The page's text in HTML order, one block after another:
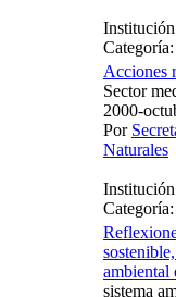
Categoría:
Acciones
Sector
2000-
Por
Naturales
Categoría:
ambiental
sistema